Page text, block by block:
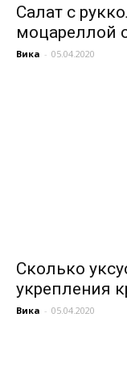
Салат с
моцареллой
Вика - 05.04.2020
Сколько
укрепления
Вика - 05.04.2020